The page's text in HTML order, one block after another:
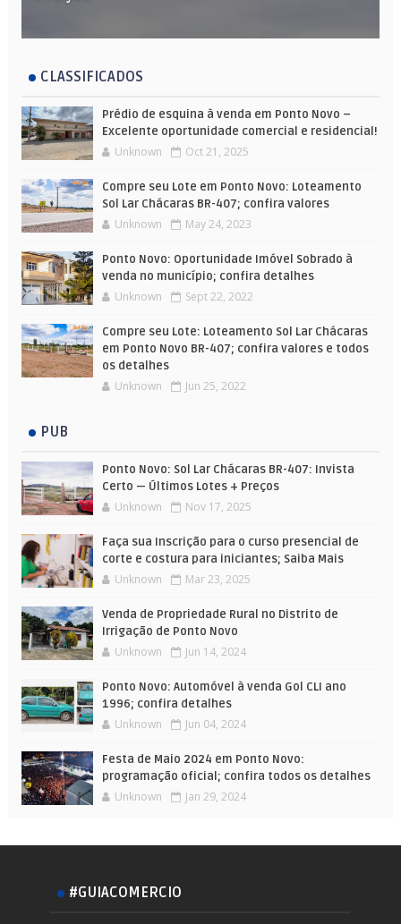
CLASSIFICADOS
Prédio de esquina à venda em Ponto Novo –
Excelente oportunidade comercial e residencial!
Unknown Oct 21, 2025
Compre seu Lote em Ponto Novo: Loteamento
Sol Lar Chácaras BR-407; confira valores
Unknown May 24, 2023
Ponto Novo: Oportunidade Imóvel Sobrado à
venda no município; confira detalhes
Unknown Sept 22, 2022
Compre seu Lote: Loteamento Sol Lar Chácaras
em Ponto Novo BR-407; confira valores e todos
os detalhes
Unknown Jun 25, 2022
PUB
Ponto Novo: Sol Lar Chácaras BR-407: Invista
Certo — Últimos Lotes + Preços
Unknown Nov 17, 2025
Faça sua Inscrição para o curso presencial de
corte e costura para iniciantes; Saiba Mais
Unknown Mar 23, 2025
Venda de Propriedade Rural no Distrito de
Irrigação de Ponto Novo
Unknown Jun 14, 2024
Ponto Novo: Automóvel à venda Gol CLI ano
1996; confira detalhes
Unknown Jun 04, 2024
Festa de Maio 2024 em Ponto Novo:
programação oficial; confira todos os detalhes
Unknown Jan 29, 2024
#GUIACOMERCIO